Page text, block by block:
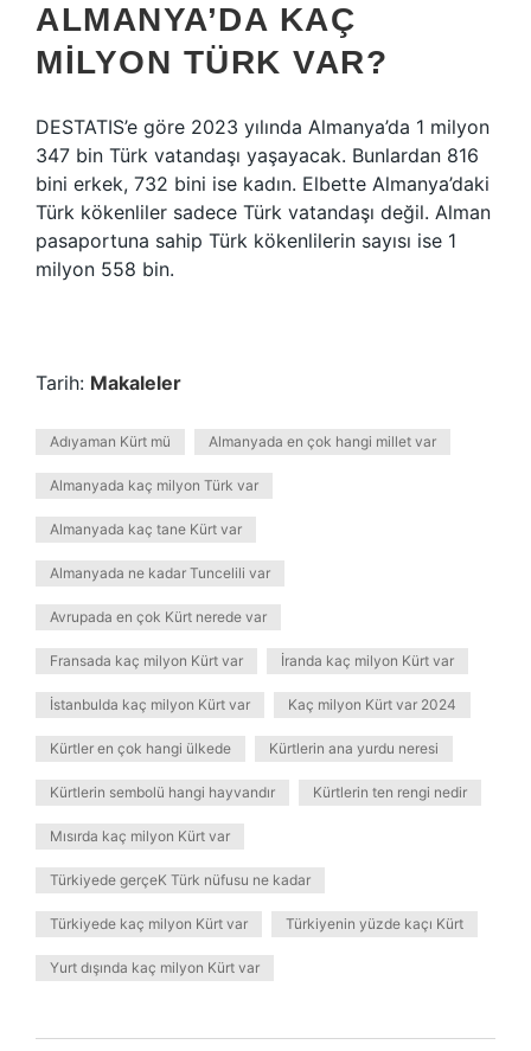
ALMANYA’DA KAÇ
MILYON TÜRK VAR?
DESTATIS’e göre 2023 yılında Almanya’da 1 milyon
347 bin Türk vatandaşı yaşayacak. Bunlardan 816
bini erkek, 732 bini ise kadın. Elbette Almanya’daki
Türk kökenliler sadece Türk vatandaşı değil. Alman
pasaportuna sahip Türk kökenlilerin sayısı ise 1
milyon 558 bin.
Tarih: Makaleler
Adıyaman Kürt mü Almanyada en çok hangi millet var
Almanyada kaç milyon Türk var
Almanyada kaç tane Kürt var
Almanyada ne kadar Tuncelili var
Avrupada en çok Kürt nerede var
Fransada kaç milyon Kürt var İranda kaç milyon Kürt var
İstanbulda kaç milyon Kürt var Kaç milyon Kürt var 2024
Kürtler en çok hangi ülkede Kürtlerin ana yurdu neresi
Kürtlerin sembolü hangi hayvandır Kürtlerin ten rengi nedir
Mısırda kaç milyon Kürt var
Türkiyede gerçeK Türk nüfusu ne kadar
Türkiyede kaç milyon Kürt var Türkiyenin yüzde kaçı Kürt
Yurt dışında kaç milyon Kürt var